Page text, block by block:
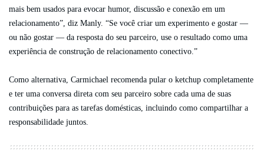
mais bem usados ​​para evocar humor, discussão e conexão em um
relacionamento”, diz Manly. “Se você criar um experimento e gostar —
ou não gostar — da resposta do seu parceiro, use o resultado como uma
experiência de construção de relacionamento conectivo.”
Como alternativa, Carmichael recomenda pular o ketchup completamente
e ter uma conversa direta com seu parceiro sobre cada uma de suas
contribuições para as tarefas domésticas, incluindo como compartilhar a
responsabilidade juntos.